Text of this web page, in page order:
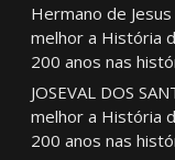
Hermano de
melhor a História
200 anos nas
JOSEVAL DOS
melhor a História
200 anos nas